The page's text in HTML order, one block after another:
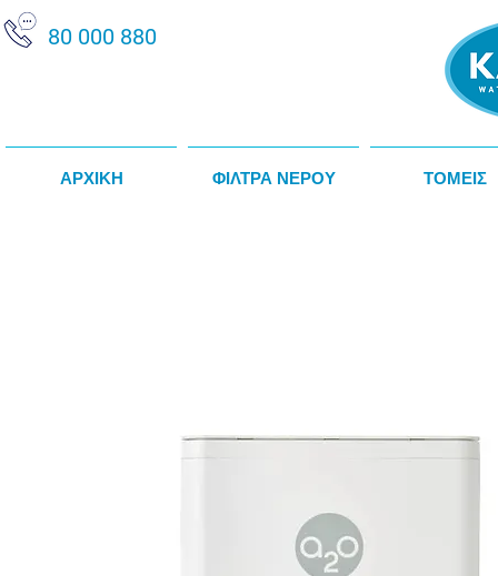
80 000 880
ΑΡΧΙΚΗ ΦΙΛΤΡΑ ΝΕΡΟΥ ΤΟΜΕΙΣ